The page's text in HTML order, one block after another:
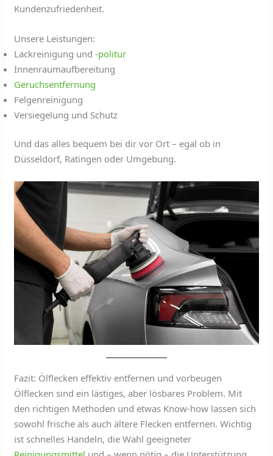
Kundenzufriedenheit.
Unsere Leistungen:
Lackreinigung und -politur
Innenraumaufbereitung
Geruchsentfernung
Felgenreinigung
Versiegelung und Schutz
Und das alles bequem bei dir vor Ort – egal ob in
Düsseldorf, Ratingen oder Umgebung.
Fazit: Ölflecken effektiv entfernen und vorbeugen
Ölflecken sind ein lästiges, aber lösbares Problem. Mit
den richtigen Methoden und etwas Know-how lassen sich
sowohl frische als auch ältere Flecken entfernen. Wichtig
ist schnelles Handeln, die Wahl geeigneter